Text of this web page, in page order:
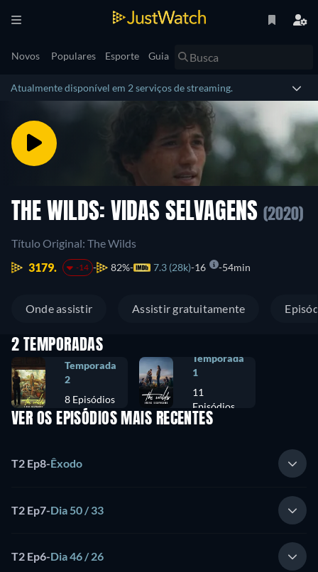
Novos Populares Esporte Guia
Atualmente disponível em 2 serviços de streaming.
THE WILDS: VIDAS SELVAGENS (2020)
Título Original: The Wilds
3179.
-14 82% 7.3 (28k) 16 54min
Onde assistir Assistir gratuitamente
2 TEMPORADAS
Temporada
2
8 Episódios
Temporada
1
11
Episódios
VER OS EPISÓDIOS MAIS RECENTES
T2 Ep8-Êxodo
T2 Ep7-Dia 50 / 33
T2 Ep6-Dia 46 / 26